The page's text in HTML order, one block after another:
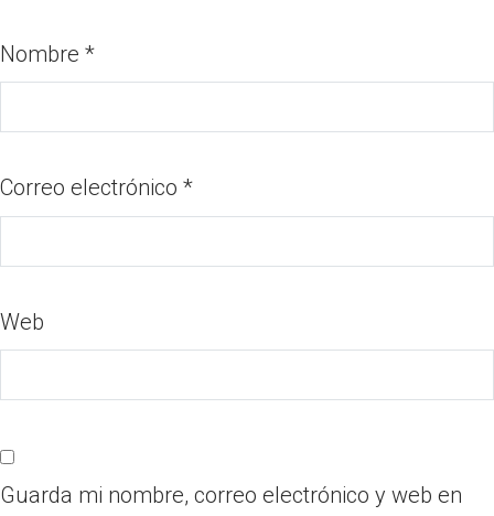
Nombre *
Correo electrónico *
Web
Guarda mi nombre, correo electrónico y web en